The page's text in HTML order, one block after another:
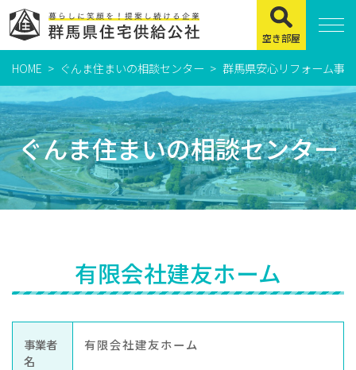
住まいをお探しの方
県営住宅
公社賃貸住宅
緊急通報システムについて
市営・町営住宅
賃貸店舗・事務所
空き部屋
HOME ぐんま住まいの相談センター 群馬県安心リフォーム事
ぐんま住まいの相談センター
有限会社建友ホーム
事業者
名
有限会社建友ホーム